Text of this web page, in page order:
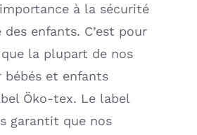
à la sécurité
enfants. C’est pour
la plupart de nos
bébés et enfants
Öko-tex. Le label
garantit que nos